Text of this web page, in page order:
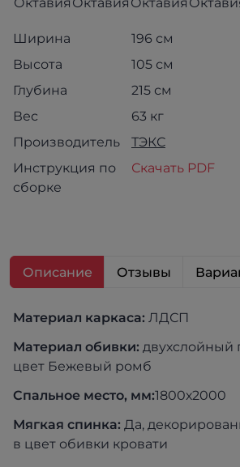
Ширина
196 см
Высота
105 см
Глубина
215 см
Вес
63 кг
Производитель
ТЭКС
Инструкция по
сборке
Скачать PDF
Описание Отзывы
Материал каркаса: ЛДСП
Материал обивки: двухслойный
цвет Бежевый ромб
Спальное место, мм:1800х2000
Мягкая спинка: Да,
в цвет обивки кровати